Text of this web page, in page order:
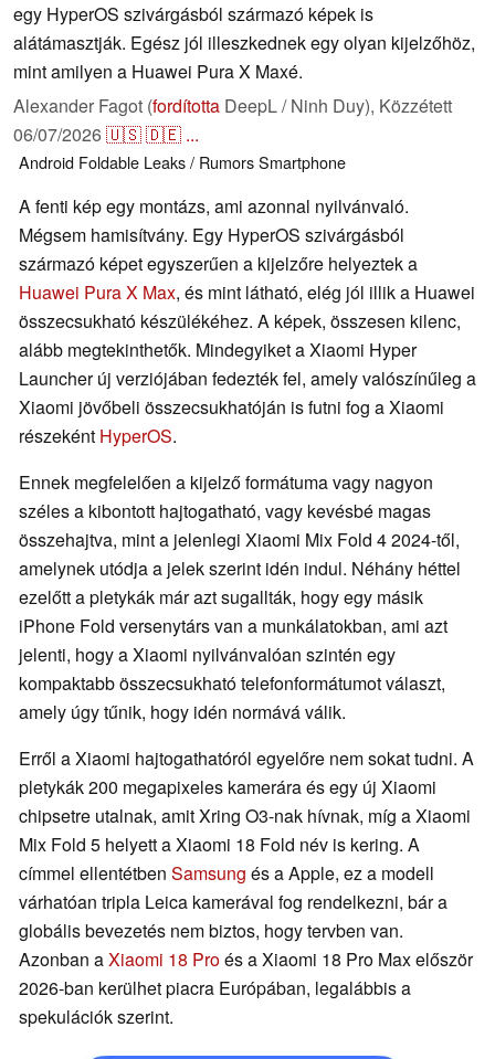
egy HyperOS szivárgásból származó képek is
alátámasztják. Egész jól illeszkednek egy olyan kijelzőhöz,
mint amilyen a Huawei Pura X Maxé.
Alexander Fagot (fordította DeepL / Ninh Duy), Közzétett
06/07/2026🇺🇸🇩🇪 ...
Android Foldable Leaks / RumorsSmartphone
A fenti kép egy montázs, ami azonnal nyilvánvaló.
Mégsem hamisítvány. Egy HyperOS szivárgásból
származó képet egyszerűen a kijelzőre helyeztek a
Huawei Pura X Max, és mint látható, elég jól illik a Huawei
összecsukható készülékéhez. A képek, összesen kilenc,
alább megtekinthetők. Mindegyiket a Xiaomi Hyper
Launcher új verziójában fedezték fel, amely valószínűleg a
Xiaomi jövőbeli összecsukhatóján is futni fog a Xiaomi
részeként HyperOS.
Ennek megfelelően a kijelző formátuma vagy nagyon
széles a kibontott hajtogatható, vagy kevésbé magas
összehajtva, mint a jelenlegi Xiaomi Mix Fold 4 2024-től,
amelynek utódja a jelek szerint idén indul. Néhány héttel
ezelőtt a pletykák már azt sugallták, hogy egy másik
iPhone Fold versenytárs van a munkálatokban, ami azt
jelenti, hogy a Xiaomi nyilvánvalóan szintén egy
kompaktabb összecsukható telefonformátumot választ,
amely úgy tűnik, hogy idén normává válik.
Erről a Xiaomi hajtogathatóról egyelőre nem sokat tudni. A
pletykák 200 megapixeles kamerára és egy új Xiaomi
chipsetre utalnak, amit Xring O3-nak hívnak, míg a Xiaomi
Mix Fold 5 helyett a Xiaomi 18 Fold név is kering. A
címmel ellentétben Samsung és a Apple, ez a modell
várhatóan tripla Leica kamerával fog rendelkezni, bár a
globális bevezetés nem biztos, hogy tervben van.
Azonban aXiaomi 18 Proés a Xiaomi 18 Pro Max először
2026-ban kerülhet piacra Európában, legalábbis a
spekulációk szerint.